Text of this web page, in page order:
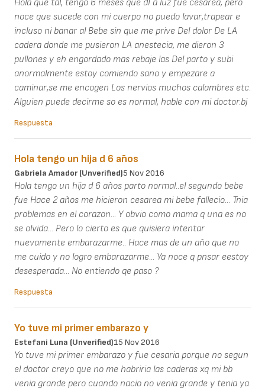
Hola que tal, tengo 6 meses que dI a luz fue cesarea, pero
noce que sucede con mi cuerpo no puedo lavar,trapear e
incluso ni banar al Bebe sin que me prive Del dolor De LA
cadera donde me pusieron LA anestecia, me dieron 3
pullones y eh engordado mas rebaje las Del parto y subi
anormalmente estoy comiendo sano y empezare a
caminar,se me encogen Los nervios muchos calambres etc.
Alguien puede decirme so es normal, hable con mi doctor.bj
Respuesta
Hola tengo un hija d 6 años
Gabriela Amador (unverified)5 Nov 2016
Hola tengo un hija d 6 años parto normal..el segundo bebe
fue Hace 2 años me hicieron cesarea mi bebe fallecio... Tnia
problemas en el corazon... Y obvio como mama q una es no
se olvida... Pero lo cierto es que quisiera intentar
nuevamente embarazarme.. Hace mas de un año que no
me cuido y no logro embarazarme... Ya noce q pnsar eestoy
desesperada... No entiendo qe paso ?
Respuesta
Yo tuve mi primer embarazo y
Estefani Luna (unverified)15 Nov 2016
Yo tuve mi primer embarazo y fue cesaria porque no segun
el doctor creyo que no me habriria las caderas xq mi bb
venia grande pero cuando nacio no venia grande y tenia ya